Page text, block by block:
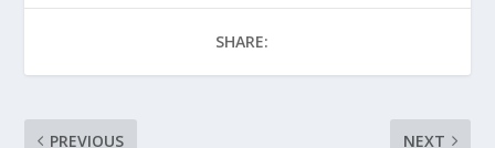
SHARE:
PREVIOUS NEXT